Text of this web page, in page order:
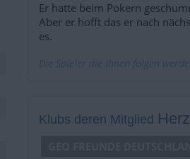
Er hatte beim Pokern
Aber er hofft das er nach
es.
Die Spieler die Ihnen folgen
Klubs deren Mitglied